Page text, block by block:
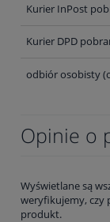
Kurier InPost
Kurier DPD
odbiór osobisty
Opinie o
Wyświetlane są
weryfikujemy, czy
produkt.